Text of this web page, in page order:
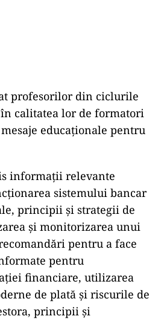
profesorilor din ciclurile
calitatea lor de formatori
educaționale pentru
informații relevante
sistemului bancar
principii și strategii de
și monitorizarea unui
pentru a face
pentru
financiare, utilizarea
de plată și riscurile de
principii și